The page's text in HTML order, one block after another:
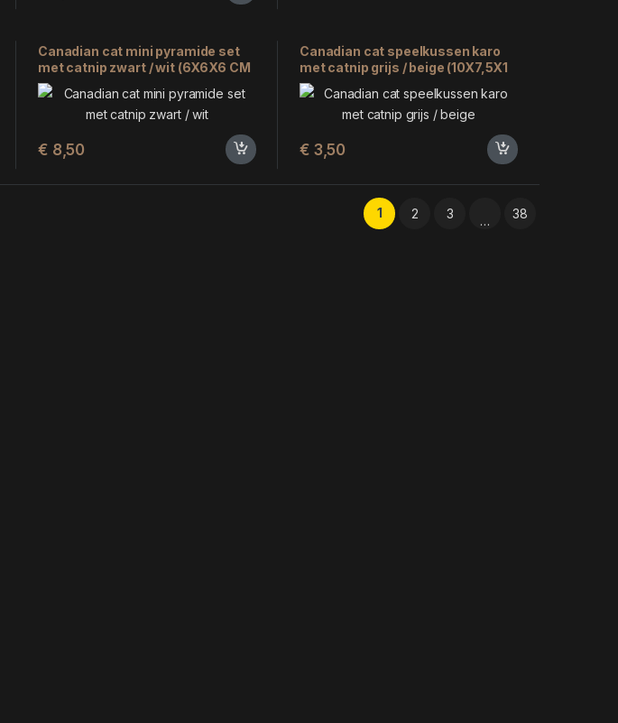
Canadian cat mini pyramide set
met catnip zwart / wit (6X6X6 CM
3 ST)
€ 8,50
Canadian cat speelkussen karo
met catnip grijs / beige (10X7,5X1
CM)
€ 3,50
1 2 3 … 38